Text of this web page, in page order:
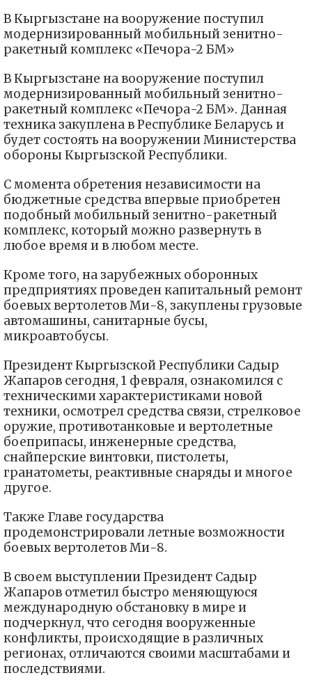
В Кыргызстане на вооружение поступил
модернизированный мобильный зенитно-
ракетный комплекс «Печора-2 БМ»
В Кыргызстане на вооружение поступил
модернизированный мобильный зенитно-
ракетный комплекс «Печора-2 БМ». Данная
техника закуплена в Республике Беларусь и
будет состоять на вооружении Министерства
обороны Кыргызской Республики.
С момента обретения независимости на
бюджетные средства впервые приобретен
подобный мобильный зенитно-ракетный
комплекс, который можно развернуть в
любое время и в любом месте.
Кроме того, на зарубежных оборонных
предприятиях проведен капитальный ремонт
боевых вертолетов Ми-8, закуплены грузовые
автомашины, санитарные бусы,
микроавтобусы.
Президент Кыргызской Республики Садыр
Жапаров сегодня, 1 февраля, ознакомился с
техническими характеристиками новой
техники, осмотрел средства связи, стрелковое
оружие, противотанковые и вертолетные
боеприпасы, инженерные средства,
снайперские винтовки, пистолеты,
гранатометы, реактивные снаряды и многое
другое.
Также Главе государства
продемонстрировали летные возможности
боевых вертолетов Ми-8.
В своем выступлении Президент Садыр
Жапаров отметил быстро меняющуюся
международную обстановку в мире и
подчеркнул, что сегодня вооруженные
конфликты, происходящие в различных
регионах, отличаются своими масштабами и
последствиями.